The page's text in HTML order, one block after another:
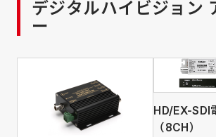
デジタルハイビジョン
ー
HD/EX-SDI
（8CH）